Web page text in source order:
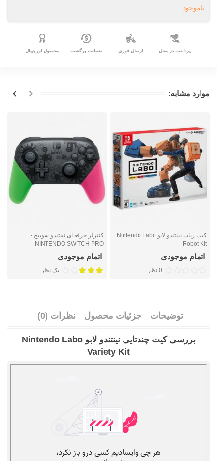
ناموجود
پرداخت در محل ارسال فوری ضمانت برگشت محصول اورجینال
موارد مشابه:
کیت ربات نینتندو لابو Nintendo Labo
Robot Kit
اتمام موجودی
0 نظر
کنترلر حرفه ای نینتندو سوییچ -
NINTENDO SWITCH PRO
CONTROLLER SPLATOON 2
EDITION
اتمام موجودی
یک نظر
توضیحات جزئیات محصول نظرات (0)
بررسی کیت چندتایی نینتندو لابو Nintendo Labo
Variety Kit